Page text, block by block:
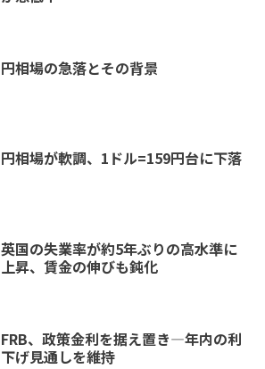
円相場の急落とその背景
円相場が軟調、1ドル=159円台に下落
英国の失業率が約5年ぶりの高水準に
上昇、賃金の伸びも鈍化
FRB、政策金利を据え置き—年内の利
下げ見通しを維持